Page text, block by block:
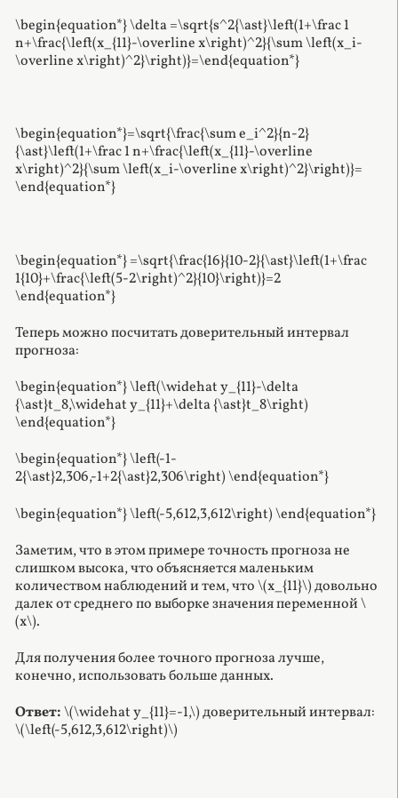
\begin{equation*} \delta =\sqrt{s^2{\ast}\left(1+\frac 1
n+\frac{\left(x_{11}-\overline x\right)^2}{\sum \left(x_i-
\overline x\right)^2}\right)}=\end{equation*}
\begin{equation*}=\sqrt{\frac{\sum e_i^2}{n-2}
{\ast}\left(1+\frac 1 n+\frac{\left(x_{11}-\overline
x\right)^2}{\sum \left(x_i-\overline x\right)^2}\right)}=
\end{equation*}
\begin{equation*} =\sqrt{\frac{16}{10-2}{\ast}\left(1+\frac
1{10}+\frac{\left(5-2\right)^2}{10}\right)}=2
\end{equation*}
Теперь можно посчитать доверительный интервал
прогноза:
\begin{equation*} \left(\widehat y_{11}-\delta
{\ast}t_8,\widehat y_{11}+\delta {\ast}t_8\right)
\end{equation*}
\begin{equation*} \left(-1-
2{\ast}2,306,-1+2{\ast}2,306\right) \end{equation*}
\begin{equation*} \left(-5,612,3,612\right) \end{equation*}
Заметим, что в этом примере точность прогноза не
слишком высока, что объясняется маленьким
количеством наблюдений и тем, что \(x_{11}\) довольно
далек от среднего по выборке значения переменной \
(x\).
Для получения более точного прогноза лучше,
конечно, использовать больше данных.
Ответ:\(\widehat y_{11}=-1,\) доверительный интервал:
\(\left(-5,612,3,612\right)\)